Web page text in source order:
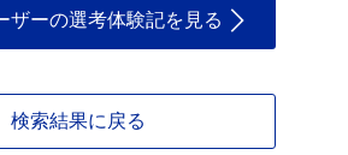
ザーの選考体験記を見る
検索結果に戻る